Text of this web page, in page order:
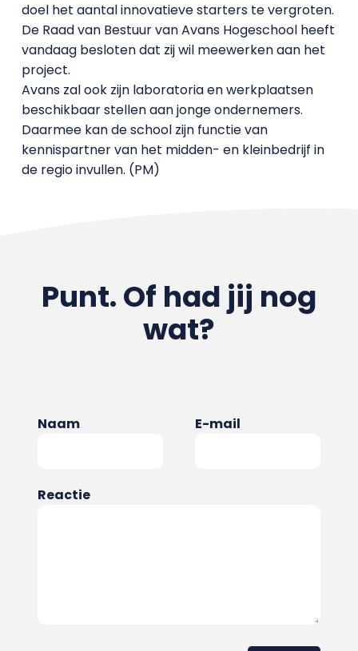
doel het aantal innovatieve starters te vergroten.
De Raad van Bestuur van Avans Hogeschool heeft
vandaag besloten dat zij wil meewerken aan het
project.
Avans zal ook zijn laboratoria en werkplaatsen
beschikbaar stellen aan jonge ondernemers.
Daarmee kan de school zijn functie van
kennispartner van het midden- en kleinbedrijf in
de regio invullen. (PM)
Punt. Of had jij nog
wat?
Naam E-mail
Reactie